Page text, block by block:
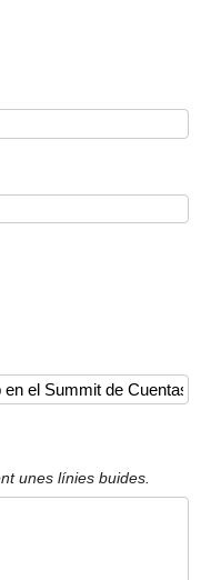
unes línies buides.